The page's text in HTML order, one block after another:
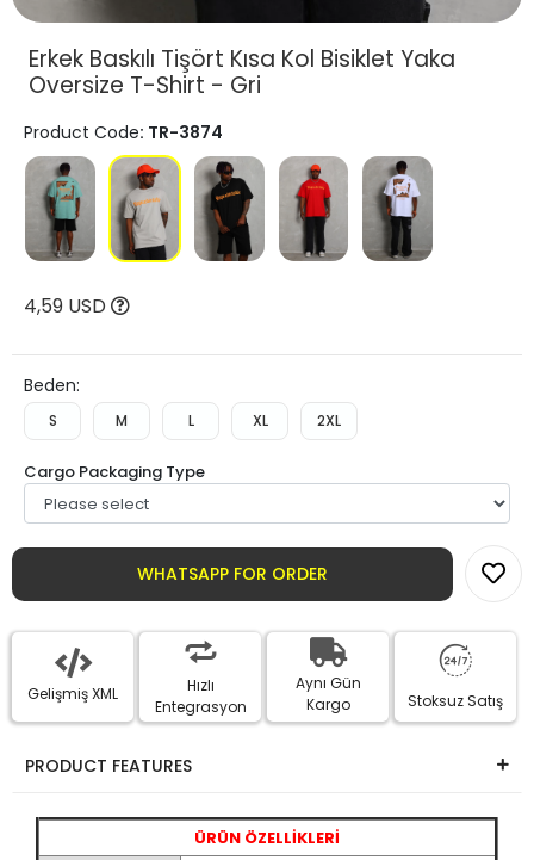
Erkek Baskılı Tişört Kısa Kol Bisiklet Yaka
Oversize T-Shirt - Gri
Product Code: TR-3874
4,59 USD
Beden:
S M L XL 2XL
Cargo Packaging Type
WHATSAPP FOR ORDER
Gelişmiş XML
Hızlı
Entegrasyon
Aynı Gün
Kargo
Stoksuz Satış
PRODUCT FEATURES
ÜRÜN ÖZELLİKLERİ